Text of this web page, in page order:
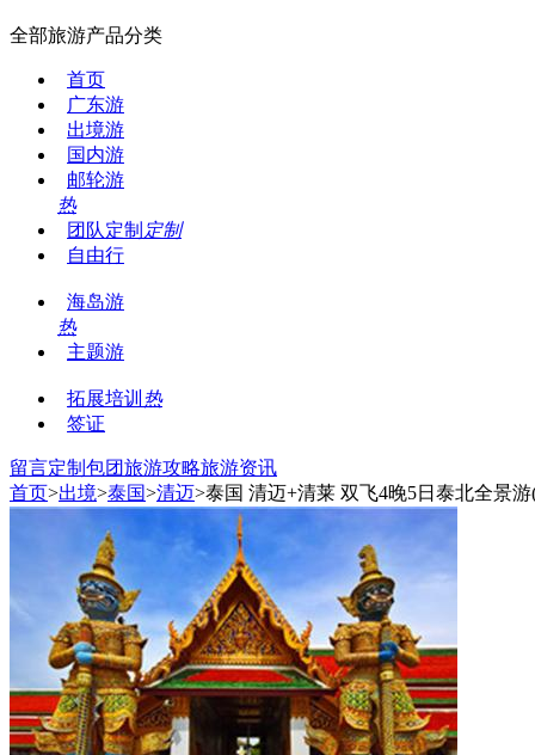
全部旅游产品分类
首页
广东游
出境游
国内游
邮轮游
热
团队定制 定制
自由行
海岛游
热
主题游
拓展培训 热
签证
留言定制包团旅游攻略旅游资讯
首页>出境>泰国>清迈>泰国 清迈+清莱 双飞4晚5日泰北全景